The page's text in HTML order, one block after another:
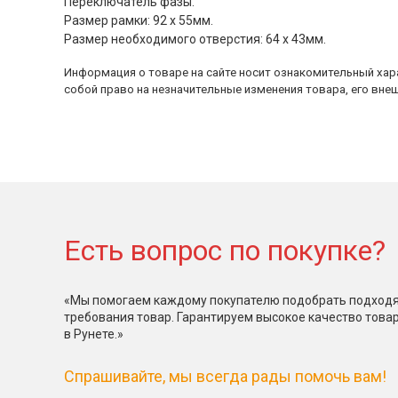
Размер рамки: 92 х 55мм.
Размер необходимого отверстия: 64 х 43мм.
Информация о товаре на сайте носит ознакомительный
собой право на незначительные изменения товара, его
Есть вопрос по покупке?
«Мы помогаем каждому покупателю подобрать
требования товар. Гарантируем высокое качество
в Рунете.»
Спрашивайте, мы всегда рады помочь вам!